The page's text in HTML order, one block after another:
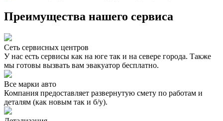
Преимущества нашего сервиса
Сеть сервисных центров
У нас есть сервисы как на юге так и на севере города. Также
мы готовы вызвать вам эвакуатор бесплатно.
Все марки авто
Компания предоставляет развернутую смету по работам и
деталям (как новым так и б/у).